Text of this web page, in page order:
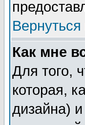
Как мне
Для того,
которая,
дизайна)